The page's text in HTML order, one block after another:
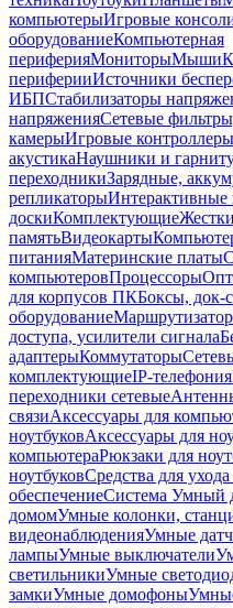
компьютерыИгровые
оборудованиеКомпьютерная
периферияМониторыМыши
периферииИсточники
ИБПСтабилизаторы
напряженияСетевые
камерыИгровые контроллеры
акустикаНаушники и
переходникиЗарядные,
репликаторыИнтерактивные
доскиКомплектующие
памятьВидеокарты
питанияМатеринские платы
компьютеровПроцессоры
для корпусов ПКБоксы, док-
оборудование
доступа, усилители сигнала
адаптерыКоммутаторы
комплектующиеIP-телефония
переходники сетевые
связиАксессуары для
ноутбуковАксессуары для
компьютераРюкзаки для
ноутбуковСредства для
обеспечениеСистема Умный
домомУмные колонки,
видеонаблюденияУмные
лампыУмные выключатели
светильникиУмные
замкиУмные домофоны